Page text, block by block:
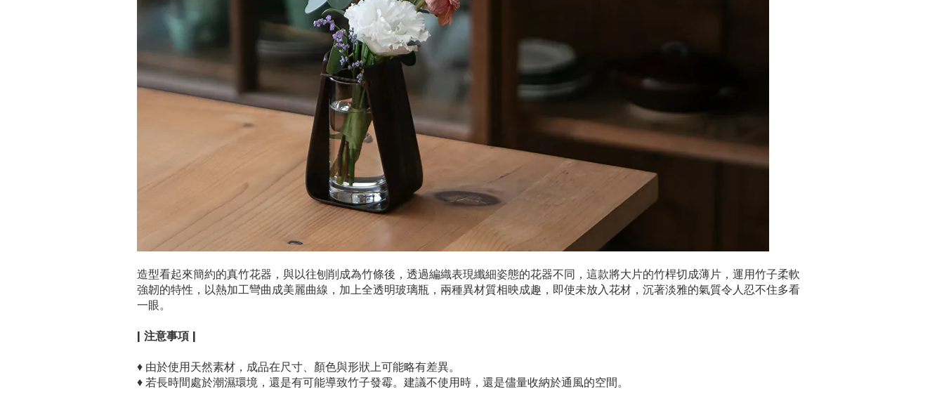
造型看起來簡約的真竹花器，與以往刨削成為竹條後，透過編織表現纖細姿態的花器不同，這款將大片的竹桿切成薄片，運用竹子柔軟
強韌的特性，以熱加工彎曲成美麗曲線，加上全透明玻璃瓶，兩種異材質相映成趣，即使未放入花材，沉著淡雅的氣質令人忍不住多看
一眼。
| 注意事項 |
♦ 由於使用天然素材，成品在尺寸、顏色與形狀上可能略有差異。
♦ 若長時間處於潮濕環境，還是有可能導致竹子發霉。建議不使用時，還是儘量收納於通風的空間。